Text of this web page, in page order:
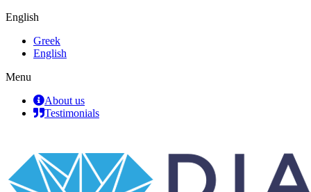
English
Greek
English
Menu
About us
Testimonials